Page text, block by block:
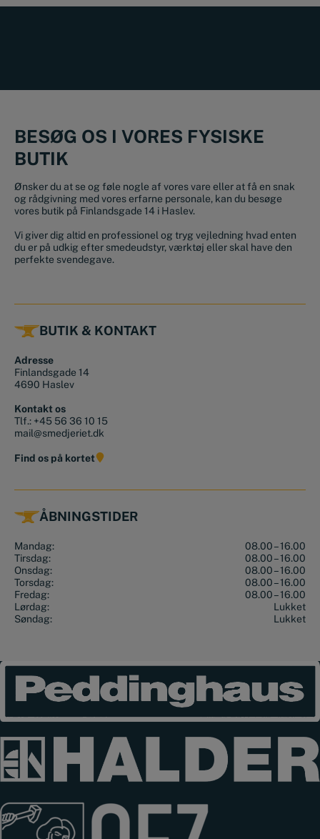
BESØG OS I VORES FYSISKE
BUTIK
Ønsker du at se og føle nogle af vores vare eller at få en snak
og rådgivning med vores erfarne personale, kan du besøge
vores butik på Finlandsgade 14 i Haslev.
Vi giver dig altid en professionel og tryg vejledning hvad enten
du er på udkig efter smedeudstyr, værktøj eller skal have den
perfekte svendegave.
BUTIK & KONTAKT
Adresse
Finlandsgade 14
4690 Haslev
Kontakt os
Tlf.: +45 56 36 10 15
mail@smedjeriet.dk
Find os på kortet
ÅBNINGSTIDER
Mandag:
08.00 – 16.00
Tirsdag:
08.00 – 16.00
Onsdag:
08.00 – 16.00
Torsdag:
08.00 – 16.00
Fredag:
08.00 – 16.00
Lørdag:
Lukket
Søndag:
Lukket